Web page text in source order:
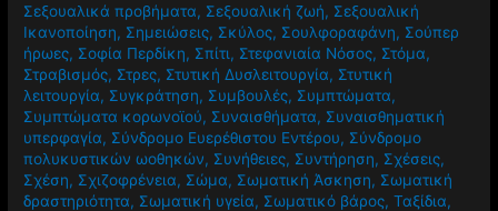
Σεξουαλικά προβήματα, Σεξουαλική ζωή, Σεξουαλική
Ικανοποίηση, Σημειώσεις, Σκύλος, Σουλφοραφάνη, Σούπερ
ήρωες, Σοφία Περδίκη, Σπίτι, Στεφανιαία Νόσος, Στόμα,
Στραβισμός, Στρες, Στυτική Δυσλειτουργία, Στυτική
λειτουργία, Συγκράτηση, Συμβουλές, Συμπτώματα,
Συμπτώματα κορωνοϊού, Συναισθήματα, Συναισθηματική
υπερφαγία, Σύνδρομο Ευερέθιστου Εντέρου, Σύνδρομο
πολυκυστικών ωοθηκών, Συνήθειες, Συντήρηση, Σχέσεις,
Σχέση, Σχιζοφρένεια, Σώμα, Σωματική Άσκηση, Σωματική
δραστηριότητα, Σωματική υγεία, Σωματικό βάρος,Ταξίδια,